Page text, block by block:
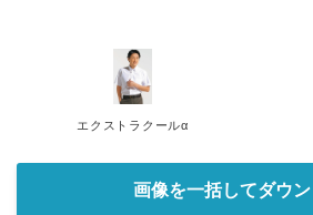
エクストラクールα
画像を一括してダウ